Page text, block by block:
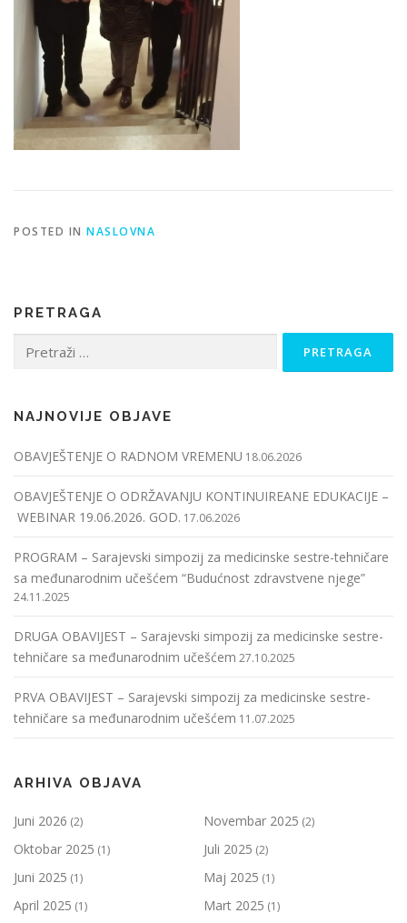
POSTED IN NASLOVNA
PRETRAGA
NAJNOVIJE OBJAVE
OBAVJEŠTENJE O RADNOM VREMENU 18.06.2026
OBAVJEŠTENJE O ODRŽAVANJU KONTINUIREANE EDUKACIJE –
WEBINAR 19.06.2026. GOD. 17.06.2026
PROGRAM – Sarajevski simpozij za medicinske sestre-tehničare
sa međunarodnim učešćem “Budućnost zdravstvene njege”
24.11.2025
DRUGA OBAVIJEST – Sarajevski simpozij za medicinske sestre-
tehničare sa međunarodnim učešćem 27.10.2025
PRVA OBAVIJEST – Sarajevski simpozij za medicinske sestre-
tehničare sa međunarodnim učešćem 11.07.2025
ARHIVA OBJAVA
Juni 2026 (2) Novembar 2025 (2)
Oktobar 2025 (1) Juli 2025 (2)
Juni 2025 (1) Maj 2025 (1)
April 2025 (1) Mart 2025 (1)